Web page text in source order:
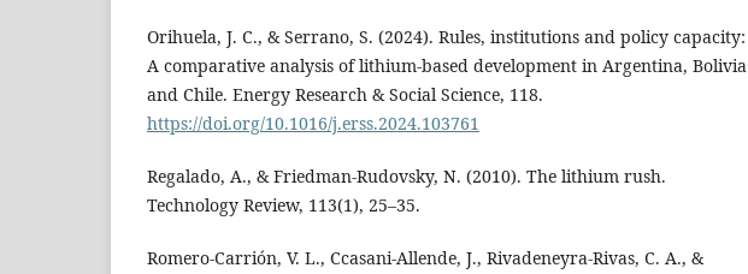
Orihuela, J. C., & Serrano, S. (2024). Rules, institutions and policy capacity:
A comparative analysis of lithium-based development in Argentina, Bolivia
and Chile. Energy Research & Social Science, 118.
https://doi.org/10.1016/j.erss.2024.103761
Regalado, A., & Friedman-Rudovsky, N. (2010). The lithium rush.
Technology Review, 113(1), 25–35.
Romero-Carrión, V. L., Ccasani-Allende, J., Rivadeneyra-Rivas, C. A., &